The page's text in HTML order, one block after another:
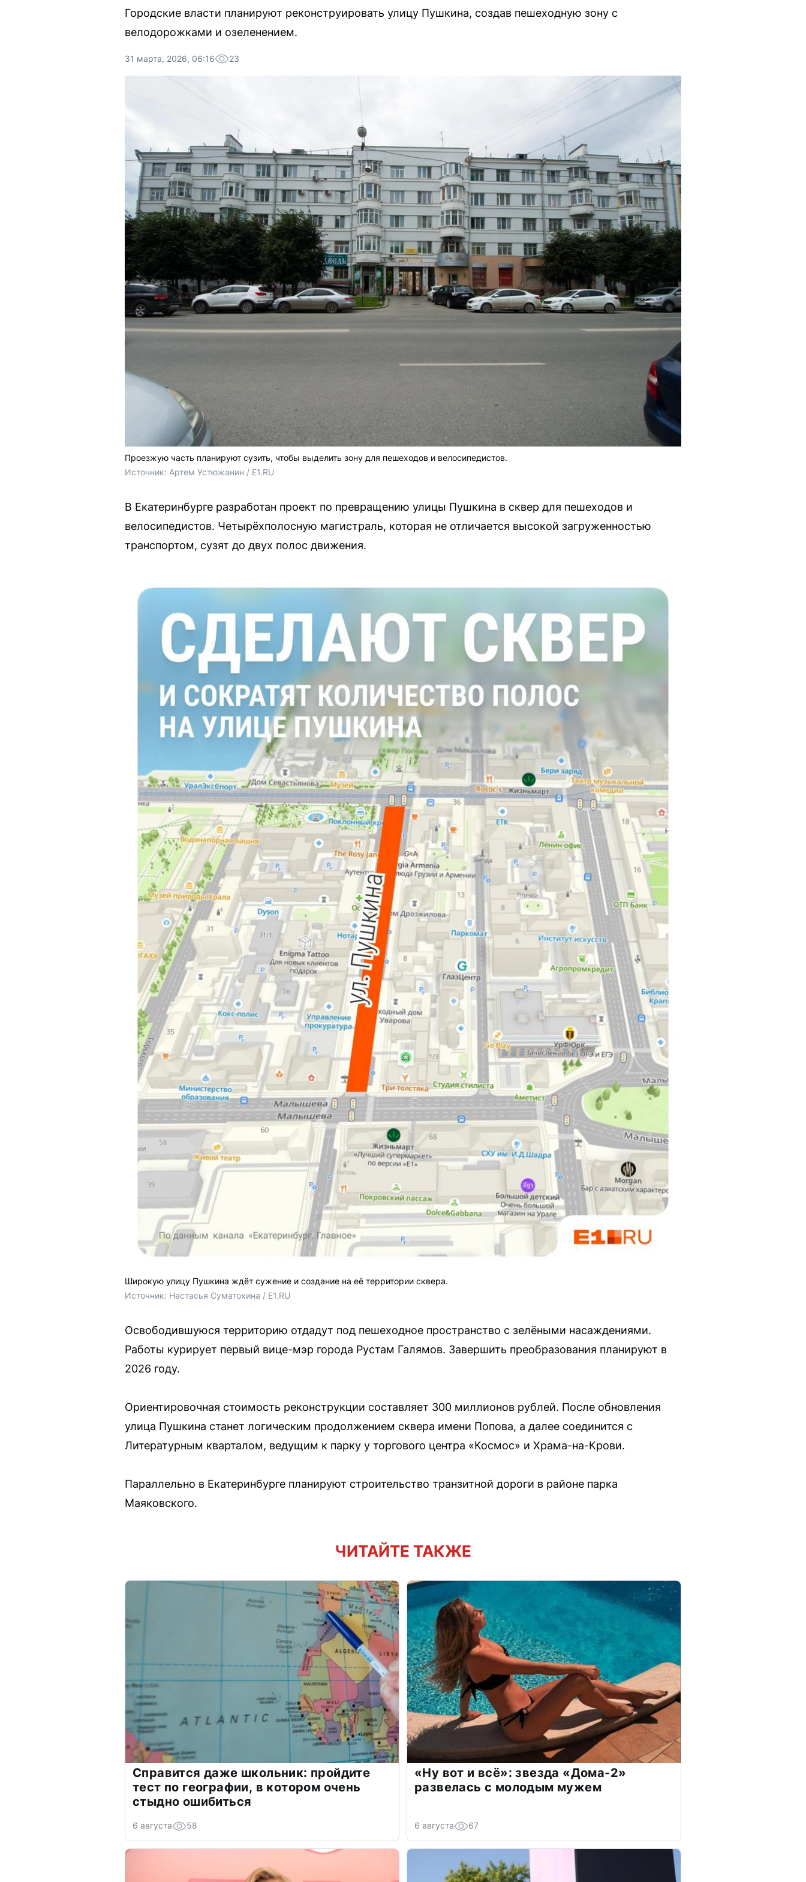
Городские власти планируют реконструировать улицу Пушкина, создав пешеходную зону с
велодорожками и озеленением.
31 марта, 2026, 06:16 23
Проезжую часть планируют сузить, чтобы выделить зону для пешеходов и велосипедистов.
Источник: Артем Устюжанин / E1.RU
В Екатеринбурге разработан проект по превращению улицы Пушкина в сквер для пешеходов и
велосипедистов. Четырёхполосную магистраль, которая не отличается высокой загруженностью
транспортом, сузят до двух полос движения.
Широкую улицу Пушкина ждёт сужение и создание на её территории сквера.
Источник: Настасья Суматохина / E1.RU
Освободившуюся территорию отдадут под пешеходное пространство с зелёными насаждениями.
Работы курирует первый вице-мэр города Рустам Галямов. Завершить преобразования планируют в
2026 году.
Ориентировочная стоимость реконструкции составляет 300 миллионов рублей. После обновления
улица Пушкина станет логическим продолжением сквера имени Попова, а далее соединится с
Литературным кварталом, ведущим к парку у торгового центра «Космос» и Храма-на-Крови.
Параллельно в Екатеринбурге планируют строительство транзитной дороги в районе парка
Маяковского.
ЧИТАЙТЕ ТАКЖЕ
Справится даже школьник: пройдите
тест по географии, в котором очень
стыдно ошибиться
6 августа 58
«Ну вот и всё»: звезда «Дома-2»
развелась с молодым мужем
6 августа 67